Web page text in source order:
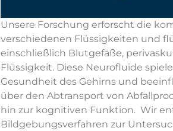
Unsere Forschung erforscht die
verschiedenen Flüssigkeiten und
einschließlich Blutgefäße,
Flüssigkeit. Diese Neurofluide
Gesundheit des Gehirns und
über den Abtransport von
hin zur kognitiven Funktion. Wir
Bildgebungsverfahren zur